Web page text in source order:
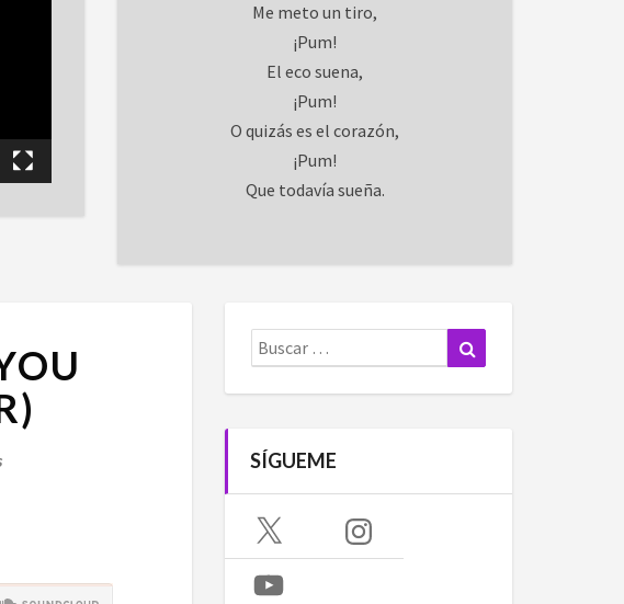
Me meto un tiro,
¡Pum!
El eco suena,
¡Pum!
O quizás es el corazón,
¡Pum!
Que todavía sueña.
Buscar:
SÍGUEME
X Instagram
YouTube